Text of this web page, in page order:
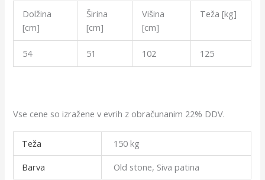
Dolžina
[cm]
Širina
[cm]
Višina
[cm]
Teža [kg]
54 51 102 125
Vse cene so izražene v evrih z obračunanim 22% DDV.
Teža
150 kg
Barva
Old stone, Siva patina